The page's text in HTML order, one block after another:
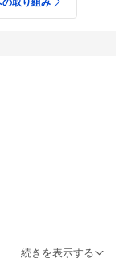
続きを表示する